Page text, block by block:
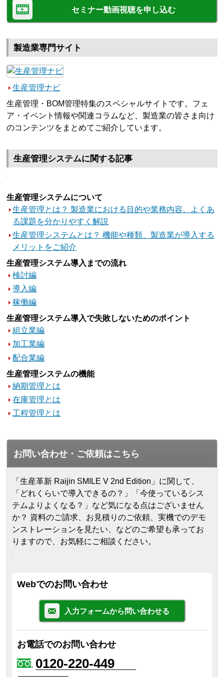
セミナー動画視聴を申し込む
製造業専門サイト
生産管理ナビ
生産管理・BOM管理特集のスペシャルサイトです。フェ
ア・イベント情報や関連コラムなど、製造業の皆さま向け
のコンテンツをまとめてご紹介しています。
生産管理システムに関する記事
生産管理システムについて
生産管理とは？ 製造業における目的や業務内容、よくあ
る課題を分かりやすく解説
生産管理システムとは？ 機能や種類、製造業が導入する
メリットをご紹介
生産管理システム導入までの流れ
検討編
導入編
稼働編
生産管理システム導入で失敗しないためのポイント
組立業編
加工業編
配合業編
生産管理システムの機能
納期管理とは
在庫管理とは
工程管理とは
お問い合わせ・ご依頼はこちら
「生産革新 Raijin SMILE V 2nd Edition」に関して、
「どれくらいで導入できるの？」「今使っているシス
テムよりよくなる？」など気になる点はございません
か？ 資料のご請求、お見積りのご依頼、実機でのデモ
ンストレーションを見たい、などのご希望も承ってお
りますので、お気軽にご相談ください。
Webでのお問い合わせ
入力フォームから問い合わせる
お電話でのお問い合わせ
0120-220-449